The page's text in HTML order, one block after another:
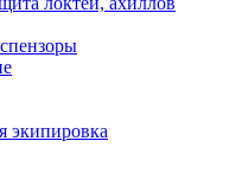
экипировка